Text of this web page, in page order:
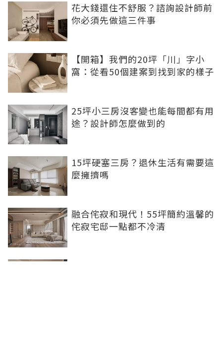
花大錢還住不舒服？諮詢設計師前
你必須先做這三件事
【開箱】我們的20坪「川」字小
窩：從看50個建案到找到家的樣子
25坪小三房沒客變也能每間都有用
途？設計師怎麼做到的
15坪硬塞三房？退休生活有需要這
麼擁擠嗎
融合侘寂和現代！55坪簡約溫馨的
侘寂宅邸一點都不冷清